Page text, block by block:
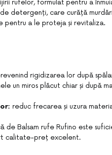
rufelor, formulat pentru a
detergenți, care curăță
pentru a le proteja și revitaliza.
rigidizarea lor după
un miros plăcut chiar și după
reduc frecarea și uzura
de Balsam rufe Rufino este
calitate-preț excelent.